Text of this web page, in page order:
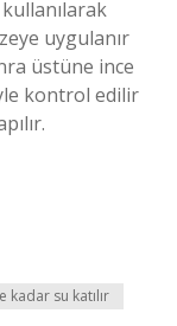
uygulanır
üstüne ince
kontrol edilir
kadar su katılır